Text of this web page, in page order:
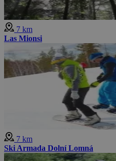
7 km
Las Mionsi
7 km
Ski Armada Dolní Lomná